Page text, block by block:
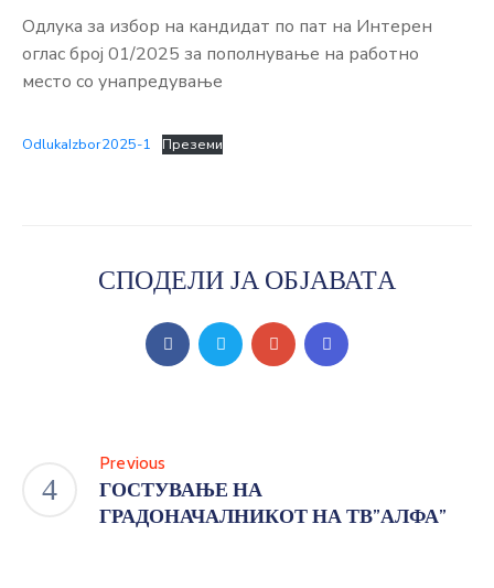
ОДНОСИ
СО
КОНТАКТ
Одлука за избор на кандидат по пат на Интерен
оглас број 01/2025 за пополнување на работно
место со унапредување
OdlukaIzbor2025-1 Преземи
СПОДЕЛИ ЈА ОБЈАВАТА
Previous
ГОСТУВАЊЕ НА
ГРАДОНАЧАЛНИКОТ НА ТВ”АЛФА”